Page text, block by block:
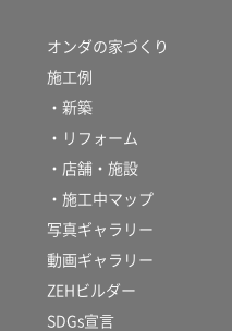
オンダの家づくり
施工例
・新築
・リフォーム
・店舗・施設
・施工中マップ
写真ギャラリー
動画ギャラリー
ZEHビルダー
SDGs宣言